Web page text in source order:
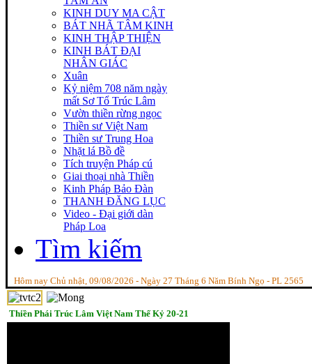
KINH DUY MA CẬT
BÁT NHÃ TÂM KINH
KINH THẬP THIỆN
KINH BÁT ĐẠI
NHÂN GIÁC
Xuân
Kỷ niệm 708 năm ngày
mất Sơ Tổ Trúc Lâm
Vườn thiền rừng ngọc
Thiền sư Việt Nam
Thiền sư Trung Hoa
Nhặt lá Bồ đề
Tích truyện Pháp cú
Giai thoại nhà Thiền
Kinh Pháp Bảo Đàn
THANH ĐĂNG LỤC
Video - Đại giới dàn
Pháp Loa
Tìm kiếm
Hôm nay Chủ nhật, 09/08/2026 - Ngày 27 Tháng 6 Năm Bính Ngọ - PL 2565
Thiền Phái Trúc Lâm Việt Nam Thế Kỷ 20-21